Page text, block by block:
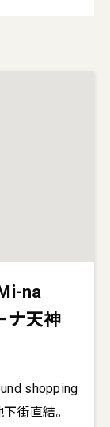
na
ナ天神
shopping
街直結。